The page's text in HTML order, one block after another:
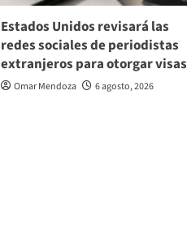
Estados Unidos revisará las
redes sociales de periodistas
extranjeros para otorgar visas
Omar Mendoza 6 agosto, 2026